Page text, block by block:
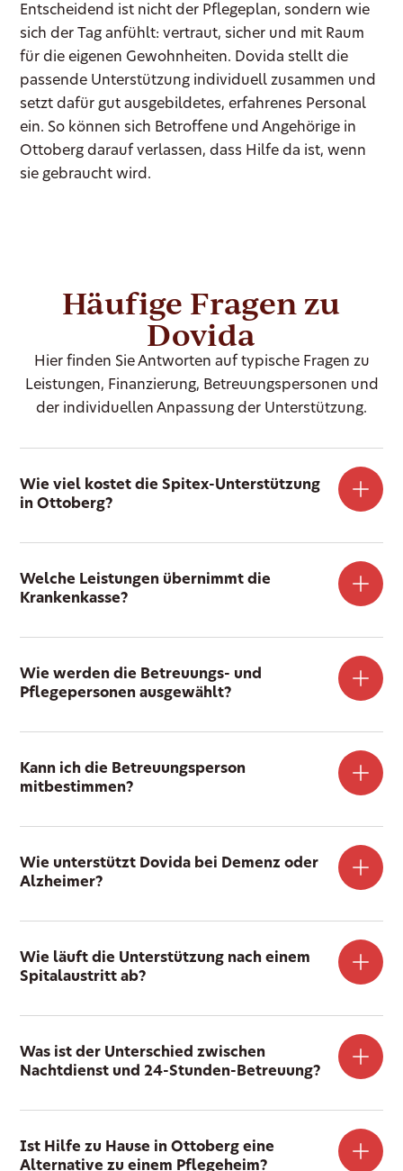
Entscheidend ist nicht der Pflegeplan, sondern wie
sich der Tag anfühlt: vertraut, sicher und mit Raum
für die eigenen Gewohnheiten. Dovida stellt die
passende Unterstützung individuell zusammen und
setzt dafür gut ausgebildetes, erfahrenes Personal
ein. So können sich Betroffene und Angehörige in
Ottoberg darauf verlassen, dass Hilfe da ist, wenn
sie gebraucht wird.
Häufige Fragen zu
Dovida
Hier finden Sie Antworten auf typische Fragen zu
Leistungen, Finanzierung, Betreuungspersonen und
der individuellen Anpassung der Unterstützung.
Wie viel kostet die Spitex-Unterstützung
in Ottoberg?
Welche Leistungen übernimmt die
Krankenkasse?
Wie werden die Betreuungs- und
Pflegepersonen ausgewählt?
Kann ich die Betreuungsperson
mitbestimmen?
Wie unterstützt Dovida bei Demenz oder
Alzheimer?
Wie läuft die Unterstützung nach einem
Spitalaustritt ab?
Was ist der Unterschied zwischen
Nachtdienst und 24-Stunden-Betreuung?
Ist Hilfe zu Hause in Ottoberg eine
Alternative zu einem Pflegeheim?